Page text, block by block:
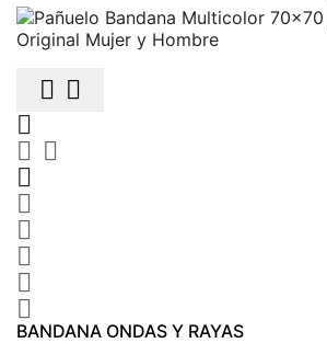
 

 






BANDANA ONDAS Y RAYAS